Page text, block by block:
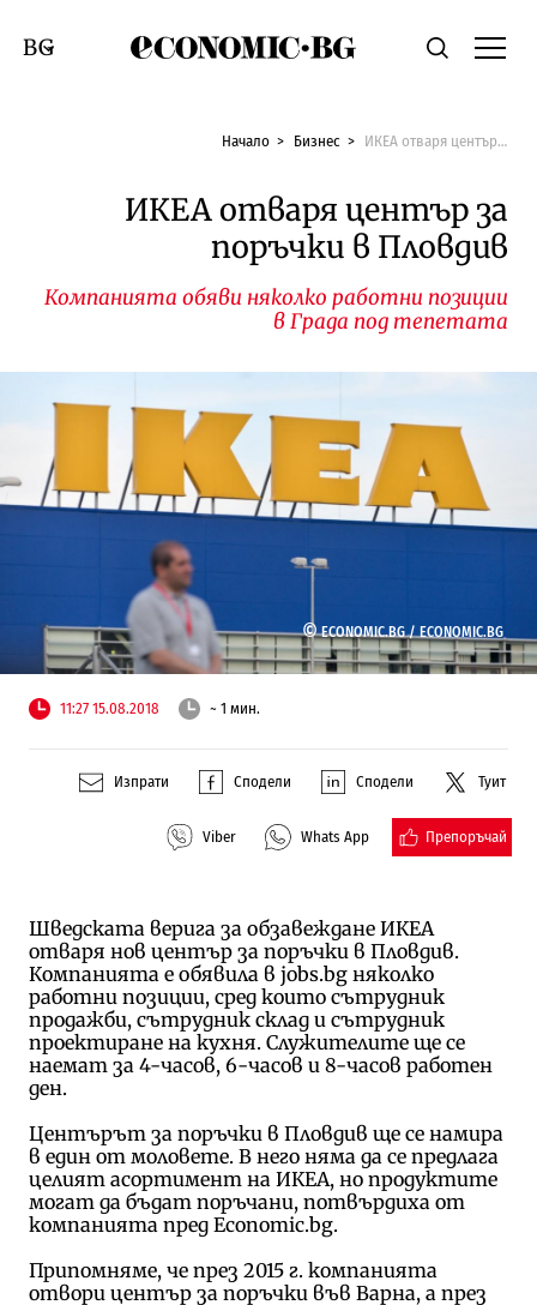
Economic.bgТърсене
Смяна на език
Начало Бизнес ИКЕА отваря център за поръчки в Пловдив
ИКЕА отваря център за
поръчки в Пловдив
Компанията обяви няколко работни позиции
в Града под тепетата
©ECONOMIC.BG /ECONOMIC.BG
11:27 15.08.2018 ~ 1 мин.
Изпрати Сподели Сподели Туит
Viber Whats App Препоръчай
Шведската верига за обзавеждане ИКЕА
отваря нов център за поръчки в Пловдив.
Компанията е обявила в jobs.bg няколко
работни позиции, сред които сътрудник
продажби, сътрудник склад и сътрудник
проектиране на кухня. Служителите ще се
наемат за 4-часов, 6-часов и 8-часов работен
ден.
Центърът за поръчки в Пловдив ще се намира
в един от моловете. В него няма да се предлага
целият асортимент на ИКЕА, но продуктите
могат да бъдат поръчани, потвърдиха от
компанията пред Economic.bg.
Припомняме, че през 2015 г. компанията
отвори център за поръчки във Варна, а през